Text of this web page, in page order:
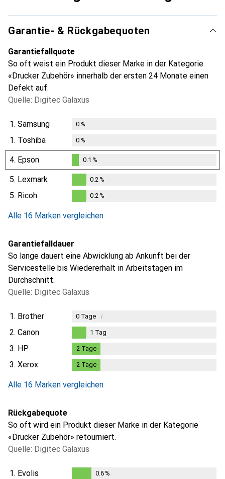
Garantie- & Rückgabequoten
Garantiefallquote
So oft weist ein Produkt dieser Marke in der Kategorie
«Drucker Zubehör» innerhalb der ersten 24 Monate einen
Defekt auf.
Quelle: Digitec Galaxus
1. Samsung 0%
1. Toshiba 0%
4. Epson
0.1%
0.1 %
5. Lexmark
0.2%
0.2%
5. Ricoh 0.2%
Alle 16 Marken vergleichen
Garantiefalldauer
So lange dauert eine Abwicklung ab Ankunft bei der
Servicestelle bis Wiedererhalt in Arbeitstagen im
Durchschnitt.
Quelle: Digitec Galaxus
1. Brother 0Tage i
2. Canon
Tag
1 Tag
3. HP 2 Tage
3. Xerox 2 Tage
Alle 16 Marken vergleichen
Rückgabequote
So oft wird ein Produkt dieser Marke in der Kategorie
«Drucker Zubehör» retourniert.
Quelle: Digitec Galaxus
1. Evolis 0.6%